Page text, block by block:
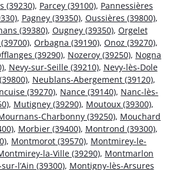
(39230), Parcey (39100), Pannessières
, Pagney (39350), Oussières (39800),
(39380), Ougney (39350), Orgelet
, Orbagna (39190), Onoz (39270),
(39290), Nozeroy (39250), Nogna
, Nevy-sur-Seille (39210), Nevy-lès-Dole
, Neublans-Abergement (39120),
(39270), Nance (39140), Nanc-lès-
, Mutigney (39290), Moutoux (39300),
Charbonny (39250), Mouchard
, Morbier (39400), Montrond (39300),
, Montmorot (39570), Montmirey-le-
la-Ville (39290), Montmarlon
l’Ain (39300), Montigny-lès-Arsures